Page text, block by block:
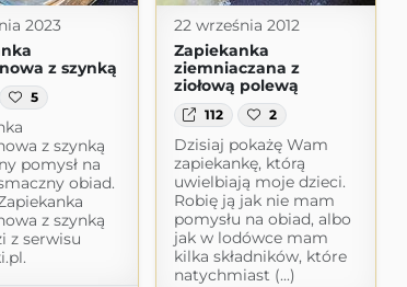
2023
z szynką
5
z szynką
pomysł na
obiad.
z szynką
z serwisu
22 września 2012
Zapiekanka
ziemniaczana z
ziołową polewą
112 2
Dzisiaj pokażę Wam
zapiekankę, którą
uwielbiają moje dzieci.
Robię ją jak nie mam
pomysłu na obiad, albo
jak w lodówce mam
kilka składników, które
natychmiast (...)